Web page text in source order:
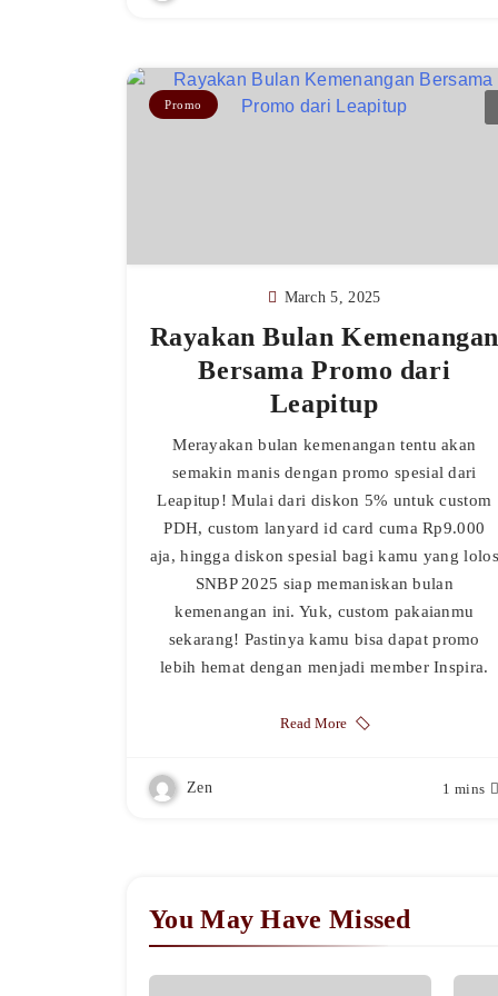
Promo
March 5, 2025
Rayakan Bulan Kemenangan
Bersama Promo dari
Leapitup
Merayakan bulan kemenangan tentu akan
semakin manis dengan promo spesial dari
Leapitup! Mulai dari diskon 5% untuk custom
PDH, custom lanyard id card cuma Rp9.000
aja, hingga diskon spesial bagi kamu yang lolos
SNBP 2025 siap memaniskan bulan
kemenangan ini. Yuk, custom pakaianmu
sekarang! Pastinya kamu bisa dapat promo
lebih hemat dengan menjadi member Inspira.
Read More
Zen 1 mins
You May Have Missed